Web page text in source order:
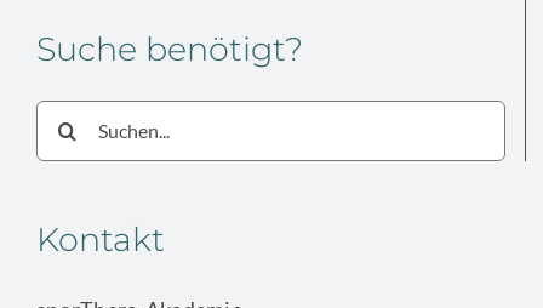
Suche benötigt?
Suche
nach:
Kontakt